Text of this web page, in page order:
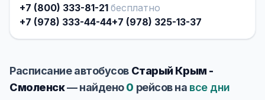
+7 (800) 333-81-21 бесплатно
+7 (978) 333-44-44+7 (978) 325-13-37
Расписание автобусов Старый Крым -
Смоленск— найдено0 рейсов на все дни